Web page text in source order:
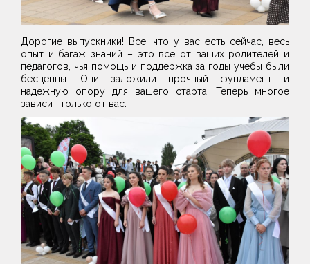
Дорогие выпускники! Все, что у вас есть сейчас, весь
опыт и багаж знаний – это все от ваших родителей и
педагогов, чья помощь и поддержка за годы учебы были
бесценны. Они заложили прочный фундамент и
надежную опору для вашего старта. Теперь многое
зависит только от вас.